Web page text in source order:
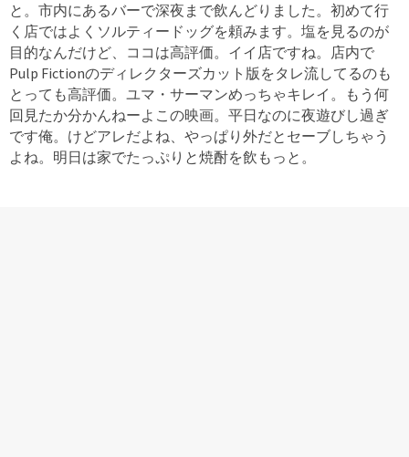
と。市内にあるバーで深夜まで飲んどりました。初めて行
く店ではよくソルティードッグを頼みます。塩を見るのが
目的なんだけど、ココは高評価。イイ店ですね。店内で
Pulp Fictionのディレクターズカット版をタレ流してるのも
とっても高評価。ユマ・サーマンめっちゃキレイ。もう何
回見たか分かんねーよこの映画。平日なのに夜遊びし過ぎ
です俺。けどアレだよね、やっぱり外だとセーブしちゃう
よね。明日は家でたっぷりと焼酎を飲もっと。